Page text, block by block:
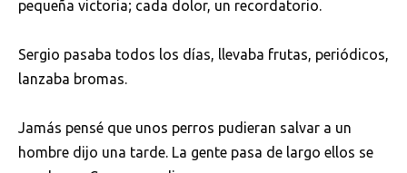
pequeña victoria; cada dolor, un recordatorio.
Sergio pasaba todos los días, llevaba frutas, periódicos,
lanzaba bromas.
Jamás pensé que unos perros pudieran salvar a un
hombre dijo una tarde. La gente pasa de largo ellos se